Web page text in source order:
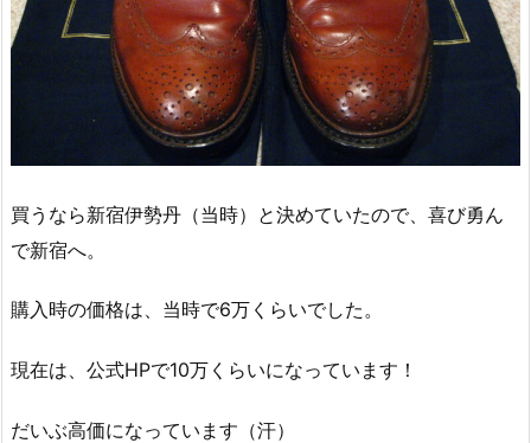
買うなら新宿伊勢丹（当時）と決めていたので、喜び勇ん
で新宿へ。
購入時の価格は、当時で6万くらいでした。
現在は、公式HPで10万くらいになっています！
だいぶ高価になっています（汗）